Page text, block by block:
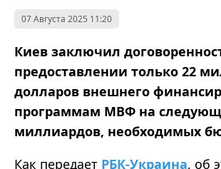
07 Августа 2025 11:20
Киев заключил
предоставлении только 22
долларов внешнего
программам МВФ на
миллиардов, необходимых
Как передает РБК-Украина, об